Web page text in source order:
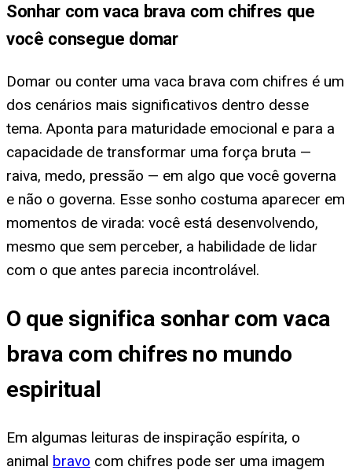
Sonhar com vaca brava com chifres que
você consegue domar
Domar ou conter uma vaca brava com chifres é um
dos cenários mais significativos dentro desse
tema. Aponta para maturidade emocional e para a
capacidade de transformar uma força bruta —
raiva, medo, pressão — em algo que você governa
e não o governa. Esse sonho costuma aparecer em
momentos de virada: você está desenvolvendo,
mesmo que sem perceber, a habilidade de lidar
com o que antes parecia incontrolável.
O que significa sonhar com vaca
brava com chifres no mundo
espiritual
Em algumas leituras de inspiração espírita, o
animal bravo com chifres pode ser uma imagem